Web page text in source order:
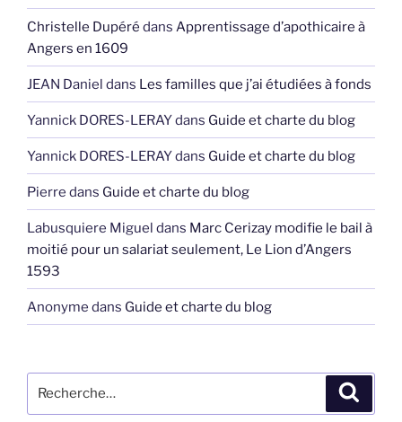
Christelle Dupéré dans Apprentissage d’apothicaire à
Angers en 1609
JEAN Daniel dans Les familles que j’ai étudiées à fonds
Yannick DORES-LERAYdans Guide et charte du blog
Yannick DORES-LERAYdans Guide et charte du blog
Pierre dans Guide et charte du blog
Labusquiere Miguel dans Marc Cerizay modifie le bail à
moitié pour un salariat seulement, Le Lion d’Angers
1593
Anonyme dans Guide et charte du blog
pour